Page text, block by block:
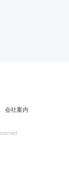
会社案内